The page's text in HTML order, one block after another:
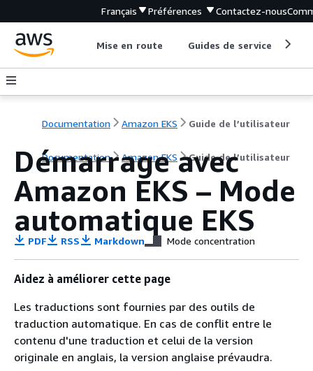
Français Préférences Contactez-nous
Mise en route Guides de service
Documentation Amazon EKS Guide de l’utilisateur
Documentation Amazon EKS Guide de l’utilisateur
Démarrage avec
Amazon EKS – Mode
automatique EKS
PDF RSS Markdown Mode concentration
Aidez à améliorer cette page
Les traductions sont fournies par des outils de
traduction automatique. En cas de conflit entre le
contenu d'une traduction et celui de la version
originale en anglais, la version anglaise prévaudra.